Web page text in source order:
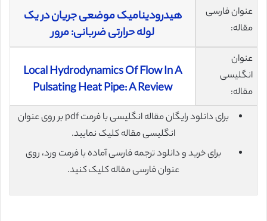
عنوان فارسی
مقاله:
هیدرودینامیک موضعی جریان در یک
لوله حرارتی ضربانی: مرور
عنوان
انگلیسی
مقاله:
Local Hydrodynamics Of Flow In A
Pulsating Heat Pipe: A Review
برای دانلود رایگان مقاله انگلیسی با فرمت pdf بر روی عنوان
انگلیسی مقاله کلیک نمایید.
برای خرید و دانلود ترجمه فارسی آماده با فرمت ورد، روی
عنوان فارسی مقاله کلیک کنید.